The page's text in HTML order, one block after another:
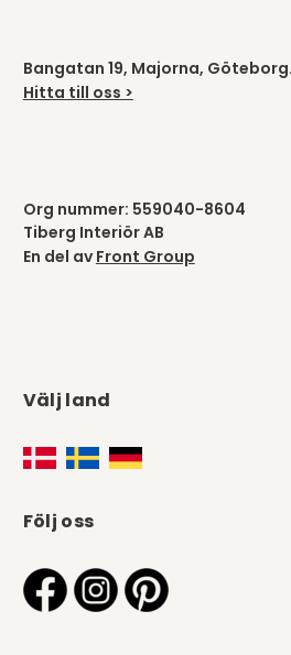
Bangatan 19, Majorna, Göteborg.
Hitta till oss >
Org nummer: 559040-8604
Tiberg Interiör AB
En del av Front Group
Välj land
Följ oss